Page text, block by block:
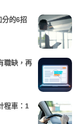
分的6招
職缺，再
程車：1